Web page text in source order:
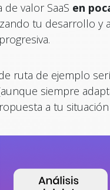
valor SaaS en
tu desarrollo y
ruta de ejemplo
siempre
a tu